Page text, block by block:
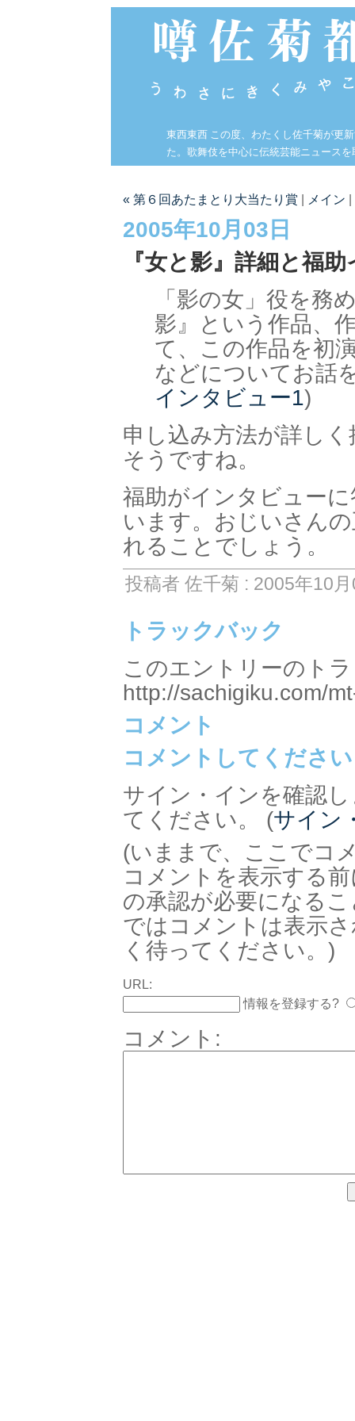
東西東西 この度、わたくし佐千菊が更
た。歌舞伎を中心に伝統芸能ニュース
« 第６回あたまとり大当たり賞 メイン
2005年10月03日
『女と影』詳細と福
「影の女」役を務
影』という作品、
て、この作品を初
などについてお話
インタビュー1)
申し込み方法が詳し
そうですね。
福助がインタビュー
います。おじいさん
れることでしょう。
投稿者 佐千菊 : 2005年10
トラックバック
このエントリーのト
http://sachigiku.com/
コメント
コメントしてください
サイン・インを確認
てください。 (サイン
(いままで、ここでコ
コメントを表示する
の承認が必要になる
ではコメントは表示
く待ってください。)
URL:
情報を登録する?
コメント: